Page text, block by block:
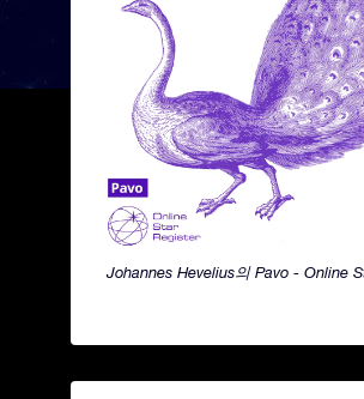
Johannes Hevelius의 Pavo - Online